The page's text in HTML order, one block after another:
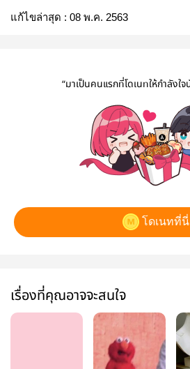
แก้ไขล่าสุด : 08 พ.ค. 2563
“มาเป็นคนแรกที่โดเนทให้กำลังใจ
โดเนทที่นี่
เรื่องที่คุณอาจจะสนใจ